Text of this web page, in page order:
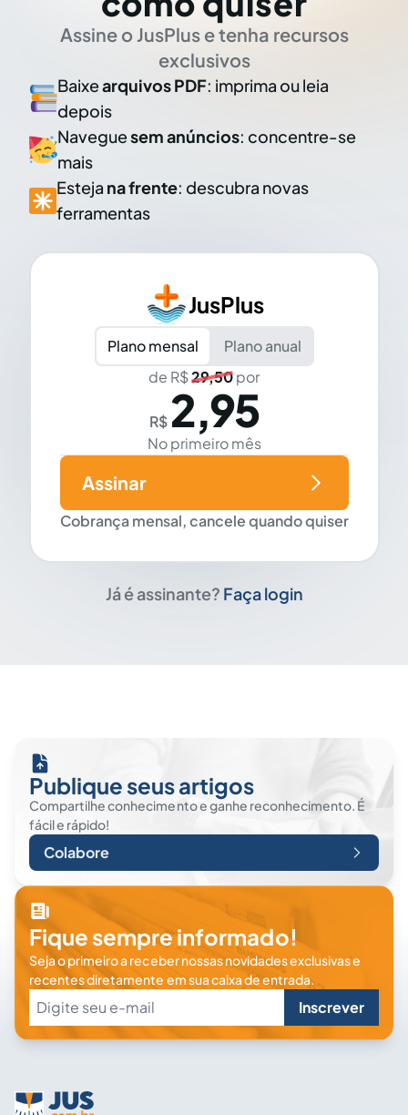
Assine o JusPlus e tenha recursos
exclusivos
Baixearquivos PDF: imprima ou leia
depois
Naveguesem anúncios: concentre-se
mais
Esteja na frente: descubra novas
ferramentas
JusPlus
Plano mensal
Plano anual
de R$29,50por
R$ 2,95
No primeiro mês
Cobrança mensal, cancele quando quiser
Assinar
Já é assinante? Faça login
Publique seus artigos
Compartilhe conhecimento e ganhe reconhecimento. É
fácil e rápido!
Colabore
Fique sempre informado!
Seja o primeiro a receber nossas novidades exclusivas e
recentes diretamente em sua caixa de entrada.
Inscrever